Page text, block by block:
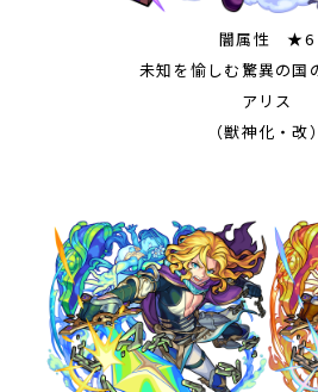
闇属性 ★6
未知を愉しむ驚異の国
アリス
（獣神化・改）